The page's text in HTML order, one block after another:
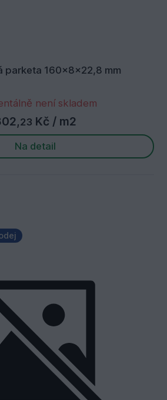
parketa 160x8x22,8 mm
není skladem
23 Kč / m2
Na detail